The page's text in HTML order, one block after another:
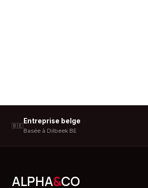
🇧🇪
Entreprise belge
Basée à Dilbeek BE
ALPHA&CO